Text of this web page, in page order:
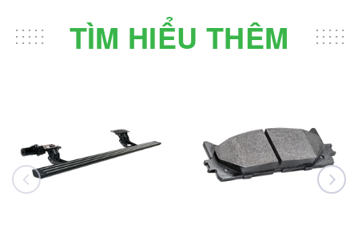
TÌM HIỂU THÊM